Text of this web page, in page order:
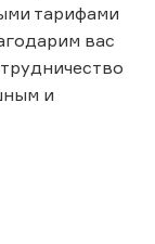
тарифами
вас
и